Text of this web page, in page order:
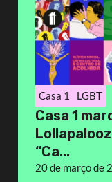
Casa 1 LGBT
Casa 1
“Ca...
20 de março de